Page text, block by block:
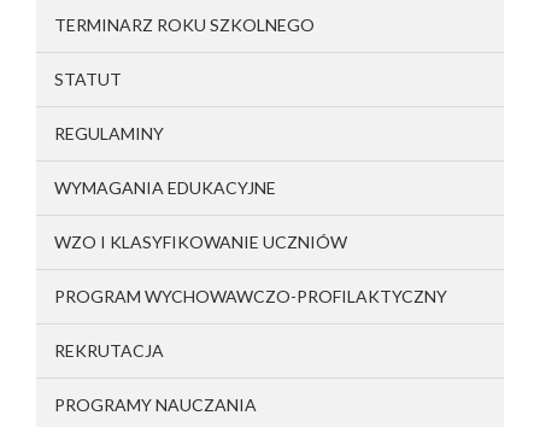
TERMINARZ ROKU SZKOLNEGO
STATUT
REGULAMINY
WYMAGANIA EDUKACYJNE
WZO I KLASYFIKOWANIE UCZNIÓW
PROGRAM WYCHOWAWCZO-PROFILAKTYCZNY
REKRUTACJA
PROGRAMY NAUCZANIA